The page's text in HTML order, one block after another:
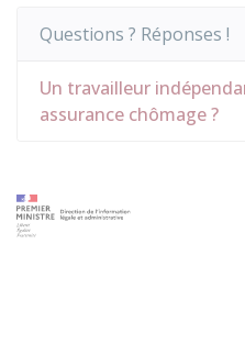
Questions ? Réponses !
Un travailleur
assurance chômage ?